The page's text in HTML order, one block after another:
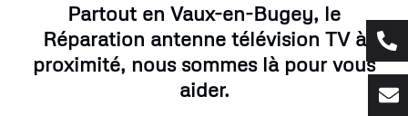
Partout en Vaux-en-Bugey, le
Réparation antenne télévision TV à
proximité, nous sommes là pour vous
aider.